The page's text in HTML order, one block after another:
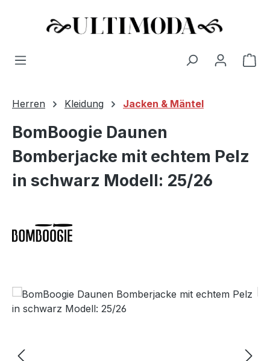
Zum Hauptinhalt springen
Herren Kleidung Jacken & Mäntel
BomBoogie Daunen
Bomberjacke mit echtem Pelz
in schwarz Modell: 25/26
Bildergalerie überspringen